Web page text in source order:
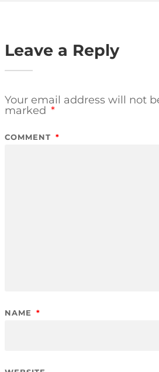
Leave a Reply
Your email address will not
marked *
COMMENT *
NAME *